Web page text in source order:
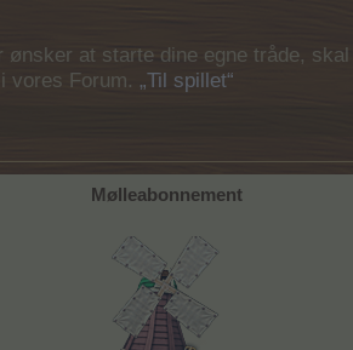
at starte dine egne tråde,
vores Forum. „Til spillet“
Mølleabonnement